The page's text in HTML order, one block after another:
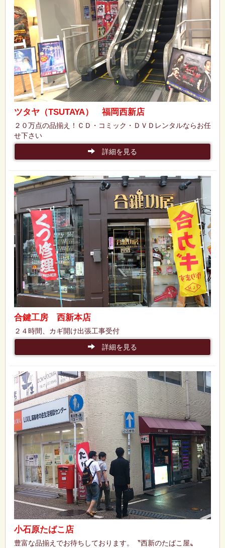
ツタヤ（TSUTAYA） 福岡西新店
２０万点の品揃え！ＣＤ・コミック・ＤＶＤレンタルならお任
せ下さい
詳細を見る
合鍵工房 西新本店
２４時間、カギ開け出張工事受付
詳細を見る
小石原たばこ店
豊富な品揃えでお待ちしております。〝西新のたばこ屋〟